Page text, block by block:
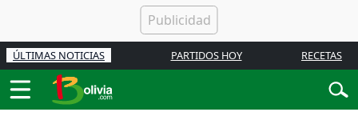
ÚLTIMAS NOTICIAS PARTIDOS HOY RECETAS